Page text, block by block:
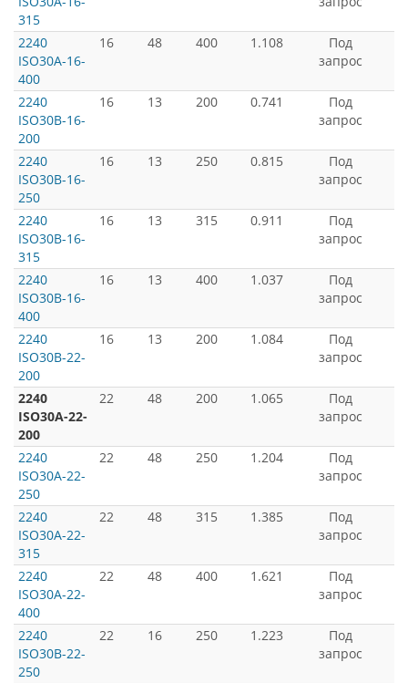
315
2240
ISO30A-16-
400
16 48 400 1.108
Под
запрос
2240
ISO30B-16-
200
16 13 200 0.741
Под
запрос
2240
ISO30B-16-
250
16 13 250 0.815
Под
запрос
2240
ISO30B-16-
315
16 13 315 0.911
Под
запрос
2240
ISO30B-16-
400
16 13 400 1.037
Под
запрос
2240
ISO30B-22-
200
16 13 200 1.084
Под
запрос
2240
ISO30A-22-
200
22 48 200 1.065
Под
запрос
2240
ISO30A-22-
250
22 48 250 1.204
Под
запрос
2240
ISO30A-22-
315
22 48 315 1.385
Под
запрос
2240
ISO30A-22-
400
22 48 400 1.621
Под
запрос
2240
ISO30B-22-
250
22 16 250 1.223
Под
запрос